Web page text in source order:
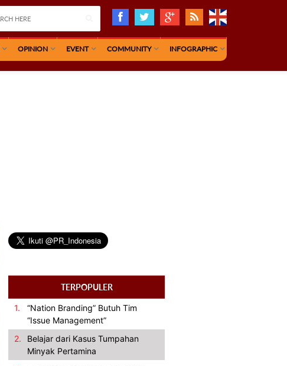
OPINION EVENT COMMUNITY INFOGRAPHIC
TERPOPULER
1.
“Nation Branding” Butuh Tim
“Issue Management”
2.
Belajar dari Kasus Tumpahan
Minyak Pertamina